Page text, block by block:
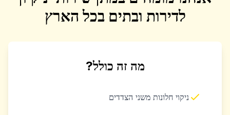
לדירות ובתים בכל הארץ
מה זה כולל?
ניקוי חלונות משני הצדדים